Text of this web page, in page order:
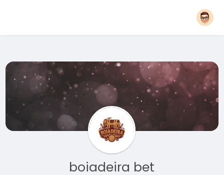
boiadeira bet